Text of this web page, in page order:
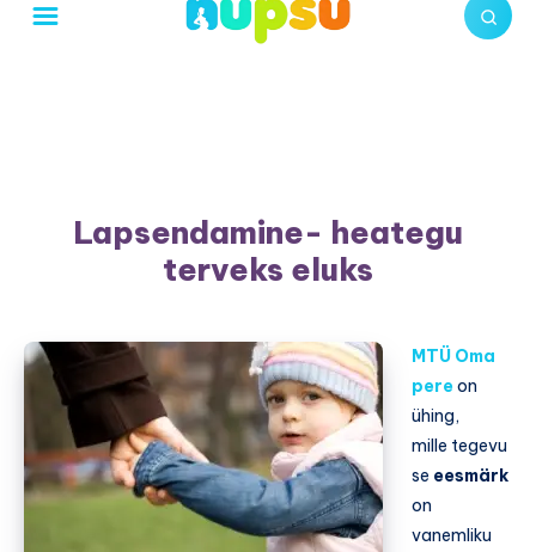
Lapsendamine- heategu
terveks eluks
MTÜ Oma
pereon
ühing,
mille tegevu
se eesmärk
on
vanemliku